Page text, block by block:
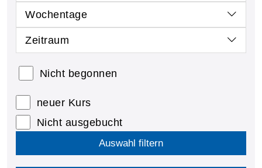
Wochentage
Zeitraum
Nicht begonnen
neuer Kurs
Nicht ausgebucht
Auswahl filtern